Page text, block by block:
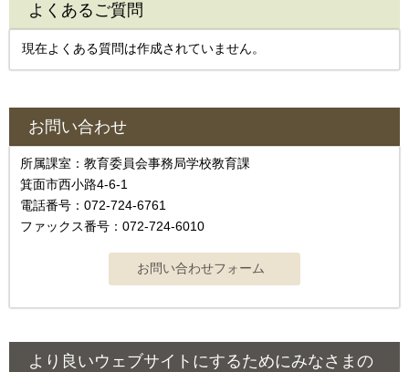
よくあるご質問
現在よくある質問は作成されていません。
お問い合わせ
所属課室：教育委員会事務局学校教育課
箕面市西小路4‐6‐1
電話番号：072-724-6761
ファックス番号：072-724-6010
より良いウェブサイトにするためにみなさまの